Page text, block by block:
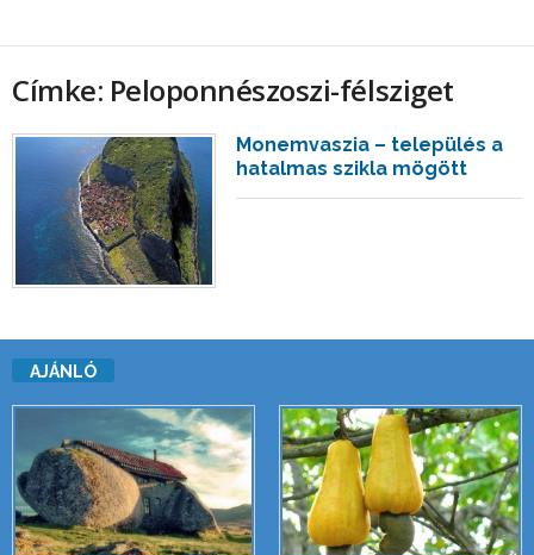
Címke: Peloponnészoszi-félsziget
Monemvaszia – település a
hatalmas szikla mögött
AJÁNLÓ